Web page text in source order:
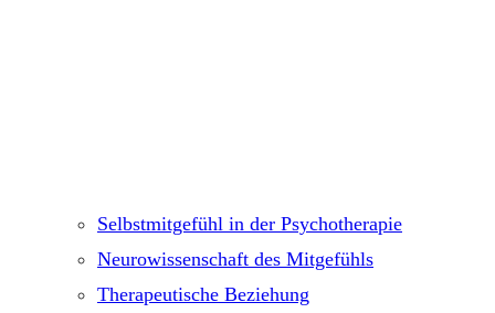
Selbstmitgefühl in der Psychotherapie
Neurowissenschaft des Mitgefühls
Therapeutische Beziehung